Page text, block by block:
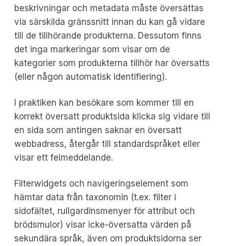
beskrivningar och metadata måste översättas
via särskilda gränssnitt innan du kan gå vidare
till de tillhörande produkterna. Dessutom finns
det inga markeringar som visar om de
kategorier som produkterna tillhör har översatts
(eller någon automatisk identifiering).
I praktiken kan besökare som kommer till en
korrekt översatt produktsida klicka sig vidare till
en sida som antingen saknar en översatt
webbadress, återgår till standardspråket eller
visar ett felmeddelande.
Filterwidgets och navigeringselement som
hämtar data från taxonomin (t.ex. filter i
sidofältet, rullgardinsmenyer för attribut och
brödsmulor) visar icke-översatta värden på
sekundära språk, även om produktsidorna ser